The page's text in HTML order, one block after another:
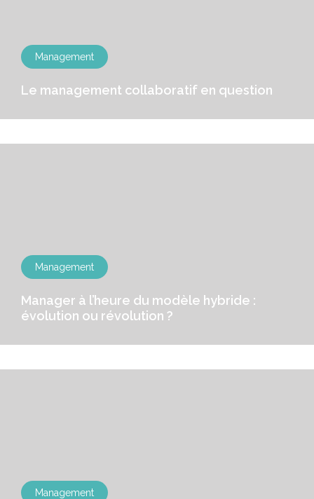
Management
Le management collaboratif en question
Management
Manager à l’heure du modèle hybride :
évolution ou révolution ?
Management